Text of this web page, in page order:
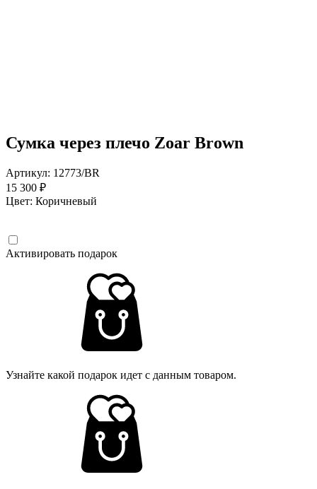
Сумка через плечо Zoar Brown
Артикул: 12773/BR
15 300 ₽
Цвет: Коричневый
Активировать подарок
Узнайте какой подарок идет с данным товаром.